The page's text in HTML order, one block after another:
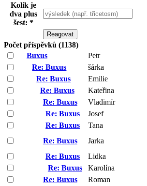
Kolik je
dva plus
šest: *
Počet příspěvků (1138)
Buxus
Petr
Re: Buxus
šárka
Re: Buxus
Emilie
Re: Buxus
Kateřina
Re: Buxus
Vladimír
Re: Buxus
Josef
Re: Buxus
Tana
Re: Buxus
Jarka
Re: Buxus
Lidka
Re: Buxus
Karolína
Re: Buxus
Roman